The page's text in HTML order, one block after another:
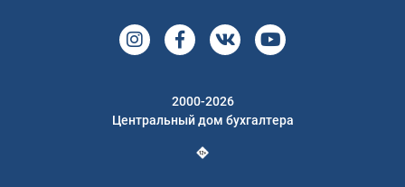
2000-2026
Центральный дом бухгалтера